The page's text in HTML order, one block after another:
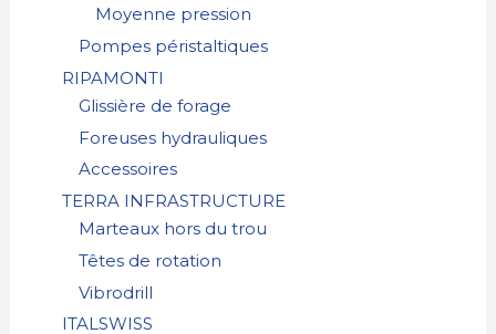
Moyenne pression
Pompes péristaltiques
RIPAMONTI
Glissière de forage
Foreuses hydrauliques
Accessoires
TERRA INFRASTRUCTURE
Marteaux hors du trou
Têtes de rotation
Vibrodrill
ITALSWISS